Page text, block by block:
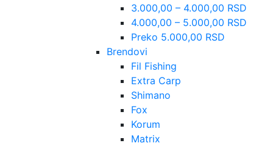
3.000,00 – 4.000,00 RSD
4.000,00 – 5.000,00 RSD
Preko 5.000,00 RSD
Brendovi
Fil Fishing
Extra Carp
Shimano
Fox
Korum
Matrix